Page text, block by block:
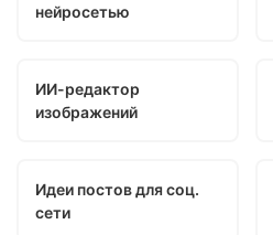
нейросетью
ИИ-редактор
изображений
Идеи постов для соц.
сети